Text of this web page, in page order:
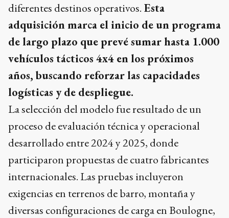
diferentes destinos operativos. Esta
adquisición marca el inicio de un programa
de largo plazo que prevé sumar hasta 1.000
vehículos tácticos 4x4 en los próximos
años, buscando reforzar las capacidades
logísticas y de despliegue.
La selección del modelo fue resultado de un
proceso de evaluación técnica y operacional
desarrollado entre 2024 y 2025, donde
participaron propuestas de cuatro fabricantes
internacionales. Las pruebas incluyeron
exigencias en terrenos de barro, montaña y
diversas configuraciones de carga en Boulogne,